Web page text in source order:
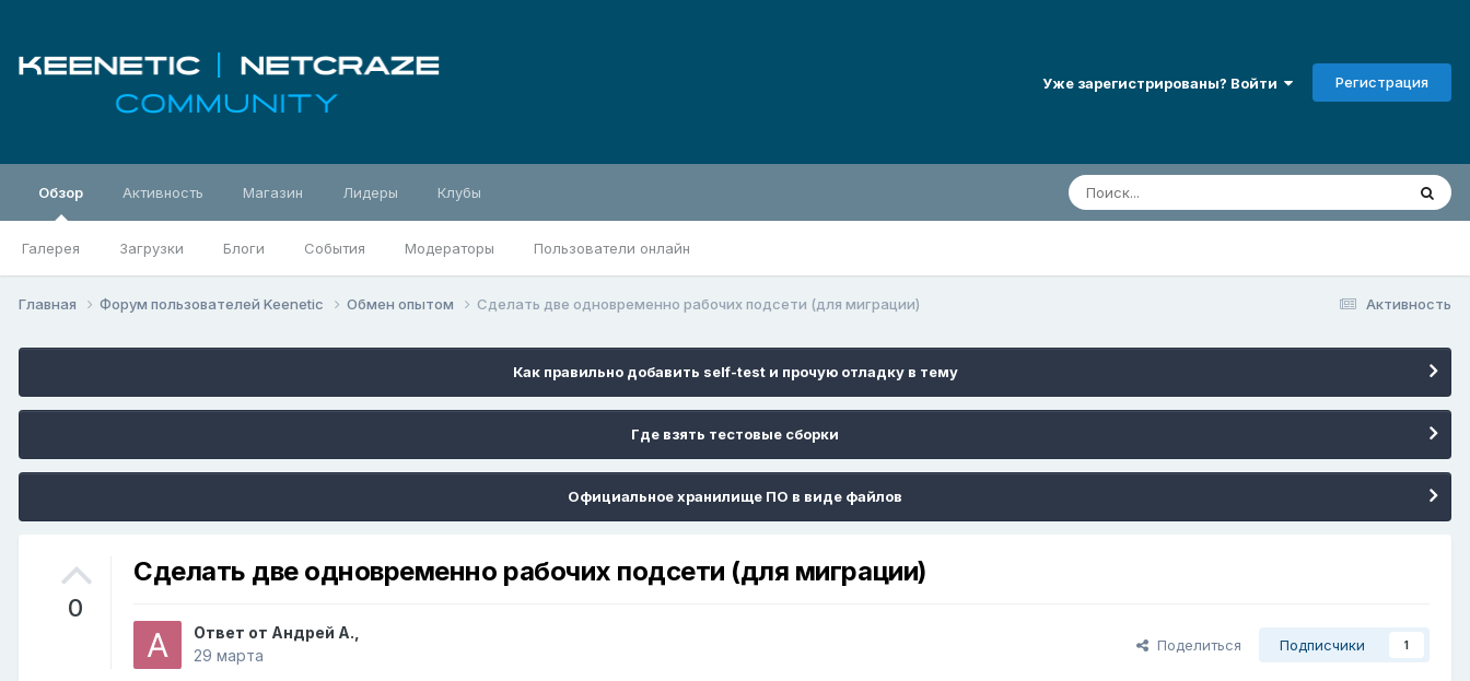
Уже зарегистрированы? Войти Регистрация
Обзор
Галерея Загрузки Блоги События Модераторы Пользователи онлайн
Активность Магазин Лидеры Клубы
Активность
Главная Форум пользователей Keenetic Обмен опытом Сделать две одновременно рабочих подсети (для миграции)
Как правильно добавить self-test и прочую отладку в тему
Где взять тестовые сборки
Официальное хранилище ПО в виде файлов
0
Сделать две одновременно рабочих подсети (для миграции)
Ответ от Андрей А.
29 марта
Поделиться Подписчики 1